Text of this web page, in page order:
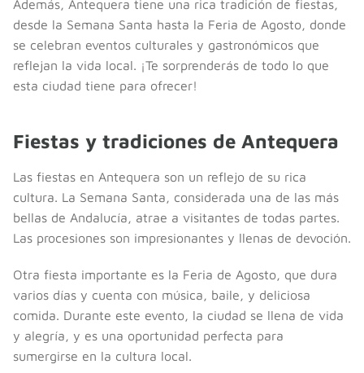
Además, Antequera tiene una rica tradición de fiestas,
desde la Semana Santa hasta la Feria de Agosto, donde
se celebran eventos culturales y gastronómicos que
reflejan la vida local. ¡Te sorprenderás de todo lo que
esta ciudad tiene para ofrecer!
Fiestas y tradiciones de Antequera
Las fiestas en Antequera son un reflejo de su rica
cultura. La Semana Santa, considerada una de las más
bellas de Andalucía, atrae a visitantes de todas partes.
Las procesiones son impresionantes y llenas de devoción.
Otra fiesta importante es la Feria de Agosto, que dura
varios días y cuenta con música, baile, y deliciosa
comida. Durante este evento, la ciudad se llena de vida
y alegría, y es una oportunidad perfecta para
sumergirse en la cultura local.